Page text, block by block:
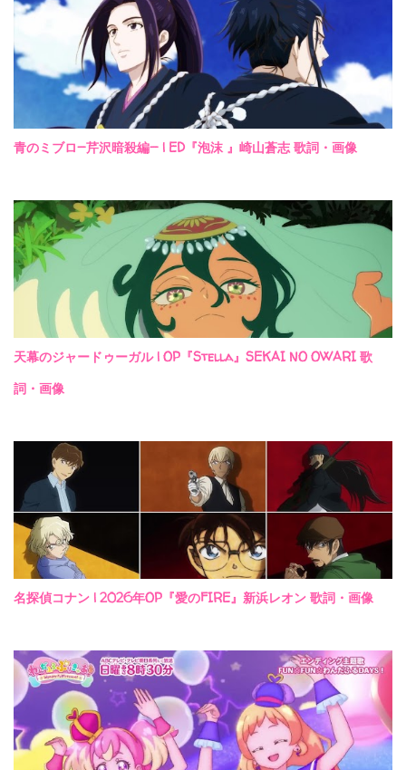
青のミブロ—芹沢暗殺編— | ED『泡沫 』崎山蒼志 歌詞・画像
天幕のジャードゥーガル | OP『Stella』SEKAI NO OWARI 歌
詞・画像
名探偵コナン | 2026年OP『愛のFIRE』新浜レオン 歌詞・画像